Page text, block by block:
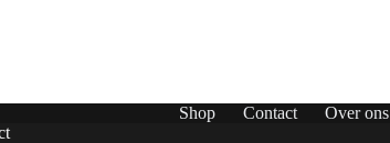
Shop Contact Over ons